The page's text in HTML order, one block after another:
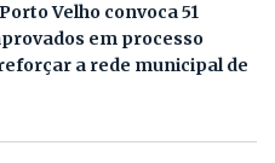
Velho convoca 51
em processo
a rede municipal de